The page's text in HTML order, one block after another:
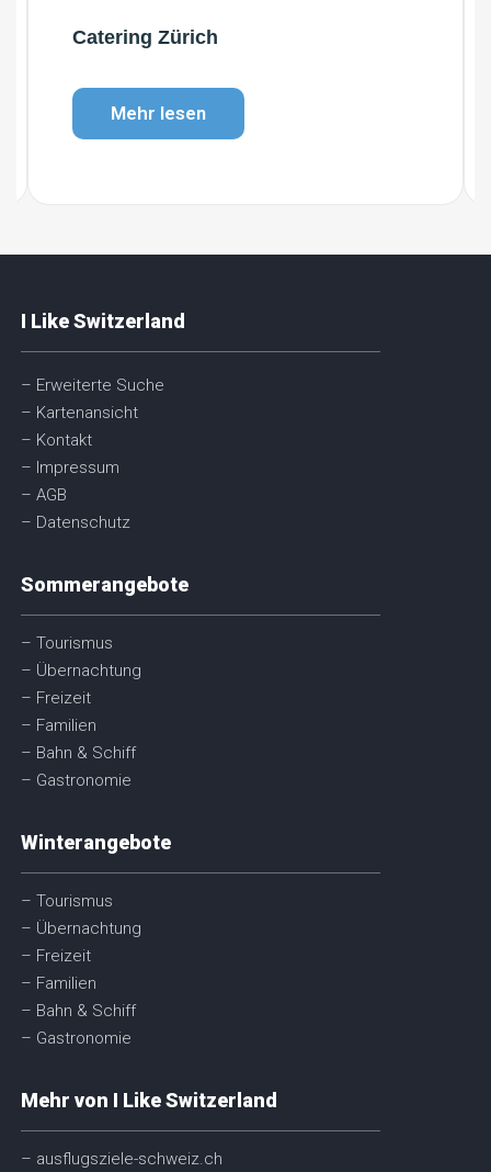
Catering Zürich
Mehr lesen
I Like Switzerland
– Erweiterte Suche
– Kartenansicht
– Kontakt
– Impressum
– AGB
– Datenschutz
Sommerangebote
– Tourismus
– Übernachtung
– Freizeit
– Familien
– Bahn & Schiff
– Gastronomie
Winterangebote
– Tourismus
– Übernachtung
– Freizeit
– Familien
– Bahn & Schiff
– Gastronomie
Mehr von I Like Switzerland
– ausflugsziele-schweiz.ch